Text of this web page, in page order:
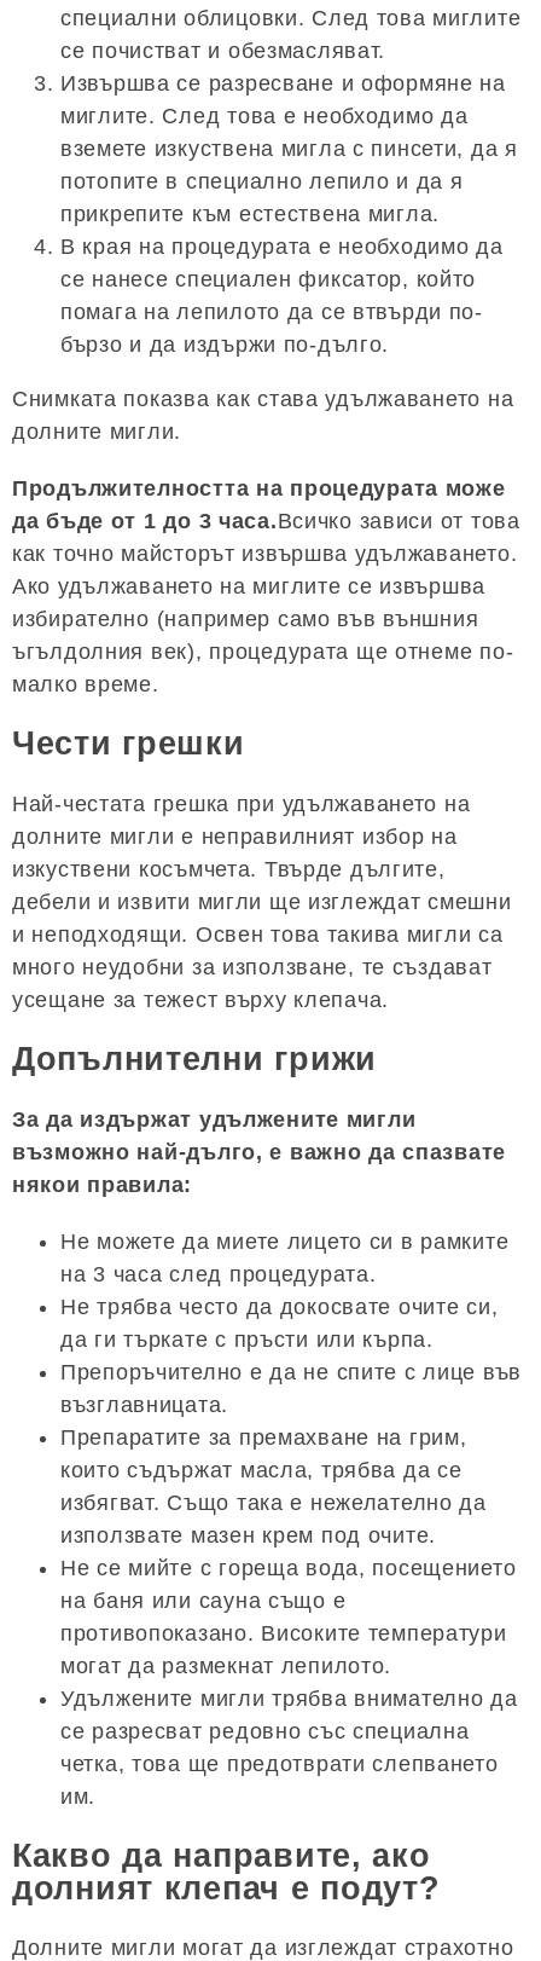
специални облицовки. След това миглите
се почистват и обезмасляват.
Извършва се разресване и оформяне на
миглите. След това е необходимо да
вземете изкуствена мигла с пинсети, да я
потопите в специално лепило и да я
прикрепите към естествена мигла.
В края на процедурата е необходимо да
се нанесе специален фиксатор, който
помага на лепилото да се втвърди по-
бързо и да издържи по-дълго.
Снимката показва как става удължаването на
долните мигли.
Продължителността на процедурата може
да бъде от 1 до 3 часа.Всичко зависи от това
как точно майсторът извършва удължаването.
Ако удължаването на миглите се извършва
избирателно (например само във външния
ъгълдолния век), процедурата ще отнеме по-
малко време.
Чести грешки
Най-честата грешка при удължаването на
долните мигли е неправилният избор на
изкуствени косъмчета. Твърде дългите,
дебели и извити мигли ще изглеждат смешни
и неподходящи. Освен това такива мигли са
много неудобни за използване, те създават
усещане за тежест върху клепача.
Допълнителни грижи
За да издържат удължените мигли
възможно най-дълго, е важно да спазвате
някои правила:
Не можете да миете лицето си в рамките
на 3 часа след процедурата.
Не трябва често да докосвате очите си,
да ги търкате с пръсти или кърпа.
Препоръчително е да не спите с лице във
възглавницата.
Препаратите за премахване на грим,
които съдържат масла, трябва да се
избягват. Също така е нежелателно да
използвате мазен крем под очите.
Не се мийте с гореща вода, посещението
на баня или сауна също е
противопоказано. Високите температури
могат да размекнат лепилото.
Удължените мигли трябва внимателно да
се разресват редовно със специална
четка, това ще предотврати слепването
им.
Какво да направите, ако
долният клепач е подут?
Долните мигли могат да изглеждат страхотно